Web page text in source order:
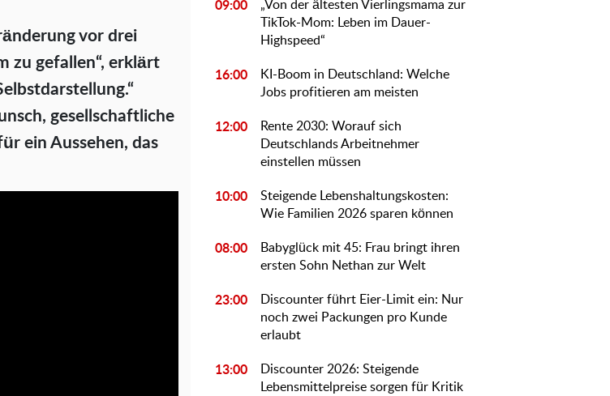
vor drei
zu gefallen“, erklärt
gesellschaftliche
ein Aussehen, das
09:00
„Von der ältesten Vierlingsmama zur
TikTok-Mom: Leben im Dauer-
Highspeed“
16:00
KI-Boom in Deutschland: Welche
Jobs profitieren am meisten
12:00
Rente 2030: Worauf sich
Deutschlands Arbeitnehmer
einstellen müssen
10:00
Steigende Lebenshaltungskosten:
Wie Familien 2026 sparen können
08:00
Babyglück mit 45: Frau bringt ihren
ersten Sohn Nethan zur Welt
23:00
Discounter führt Eier-Limit ein: Nur
noch zwei Packungen pro Kunde
erlaubt
13:00
Discounter 2026: Steigende
Lebensmittelpreise sorgen für Kritik